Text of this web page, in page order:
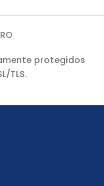
protegidos
TLS.